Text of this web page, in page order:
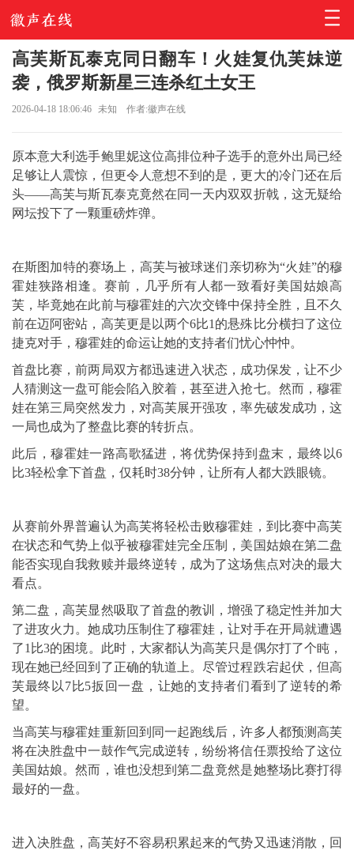
高芙斯瓦泰克同日翻车！火娃复仇芙妹逆
袭，俄罗斯新星三连杀红土女王
2026-04-18 18:06:46 未知 作者:徽声在线
原本意大利选手鲍里妮这位高排位种子选手的意外出局已经
足够让人震惊，但更令人意想不到的是，更大的冷门还在后
头——高芙与斯瓦泰克竟然在同一天内双双折戟，这无疑给
网坛投下了一颗重磅炸弹。
在斯图加特的赛场上，高芙与被球迷们亲切称为“火娃”的穆
霍娃狭路相逢。赛前，几乎所有人都一致看好美国姑娘高
芙，毕竟她在此前与穆霍娃的六次交锋中保持全胜，且不久
前在迈阿密站，高芙更是以两个6比1的悬殊比分横扫了这位
捷克对手，穆霍娃的命运让她的支持者们忧心忡忡。
首盘比赛，前两局双方都迅速进入状态，成功保发，让不少
人猜测这一盘可能会陷入胶着，甚至进入抢七。然而，穆霍
娃在第三局突然发力，对高芙展开强攻，率先破发成功，这
一局也成为了整盘比赛的转折点。
此后，穆霍娃一路高歌猛进，将优势保持到盘末，最终以6
比3轻松拿下首盘，仅耗时38分钟，让所有人都大跌眼镜。
从赛前外界普遍认为高芙将轻松击败穆霍娃，到比赛中高芙
在状态和气势上似乎被穆霍娃完全压制，美国姑娘在第二盘
能否实现自我救赎并最终逆转，成为了这场焦点对决的最大
看点。
第二盘，高芙显然吸取了首盘的教训，增强了稳定性并加大
了进攻火力。她成功压制住了穆霍娃，让对手在开局就遭遇
了1比3的困境。此时，大家都认为高芙只是偶尔打了个盹，
现在她已经回到了正确的轨道上。尽管过程跌宕起伏，但高
芙最终以7比5扳回一盘，让她的支持者们看到了逆转的希
望。
当高芙与穆霍娃重新回到同一起跑线后，许多人都预测高芙
将在决胜盘中一鼓作气完成逆转，纷纷将信任票投给了这位
美国姑娘。然而，谁也没想到第二盘竟然是她整场比赛打得
最好的一盘。
进入决胜盘，高芙好不容易积累起来的气势又迅速消散，回